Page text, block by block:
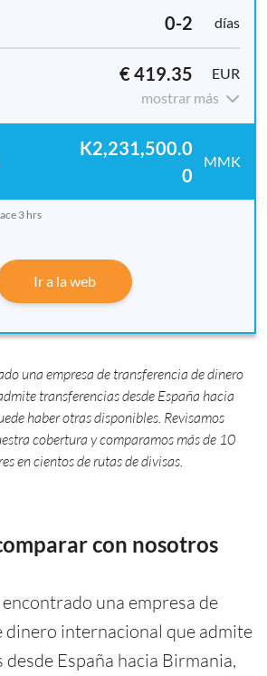
0-2 días
€ 419.35
EUR
mostrar más
K2,231,500.0
0
MMK
3 hrs
Ir a la web
una empresa de transferencia de dinero
transferencias desde España hacia
haber otras disponibles. Revisamos
cobertura y comparamos más de 10
en cientos de rutas de divisas.
con nosotros
una empresa de
dinero internacional que admite
España hacia Birmania,